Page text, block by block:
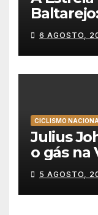
a6 AGOSTO,
CICLISMO
Julius
o gás na
lidera
Team
5 AGOSTO,